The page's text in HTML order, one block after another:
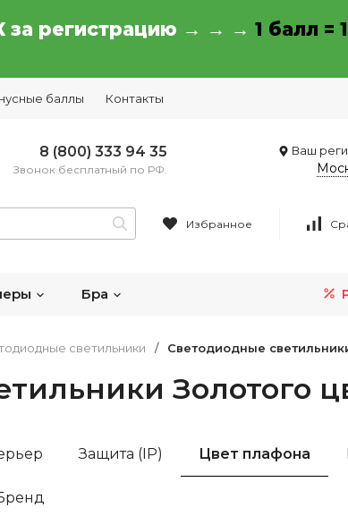
регистрацию → → → 1 балл =
баллы Контакты
8 (800) 333 94 35
Звонок бесплатный по РФ.
Ваш
Избранное
Бра
светильники / Светодиодные
Золотого
Защита (IP) Цвет плафона